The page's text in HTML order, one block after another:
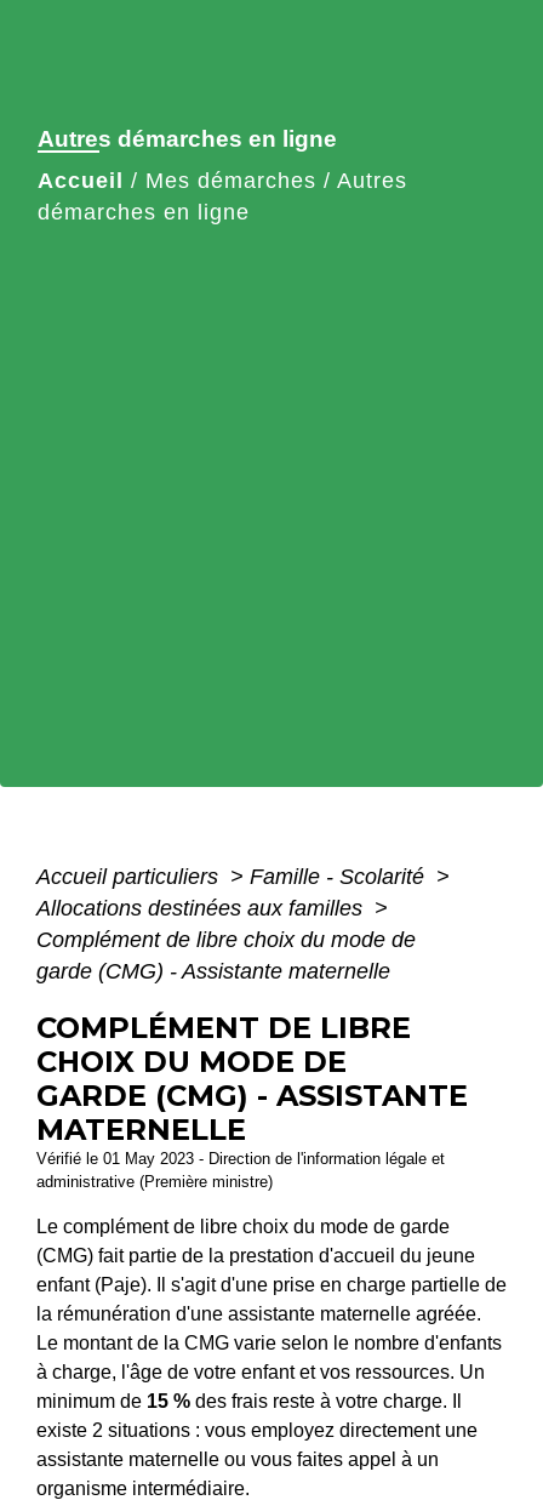
Autres démarches en ligne
Accueil / Mes démarches / Autres
démarches en ligne
Accueil particuliers > Famille - Scolarité >
Allocations destinées aux familles >
Complément de libre choix du mode de
garde (CMG) - Assistante maternelle
COMPLÉMENT DE LIBRE
CHOIX DU MODE DE
GARDE (CMG) - ASSISTANTE
MATERNELLE
Vérifié le 01 May 2023 - Direction de l'information légale et
administrative (Première ministre)
Le complément de libre choix du mode de garde
(CMG) fait partie de la prestation d'accueil du jeune
enfant (Paje). Il s'agit d'une prise en charge partielle de
la rémunération d'une assistante maternelle agréée.
Le montant de la CMG varie selon le nombre d'enfants
à charge, l'âge de votre enfant et vos ressources. Un
minimum de 15 % des frais reste à votre charge. Il
existe 2 situations : vous employez directement une
assistante maternelle ou vous faites appel à un
organisme intermédiaire.